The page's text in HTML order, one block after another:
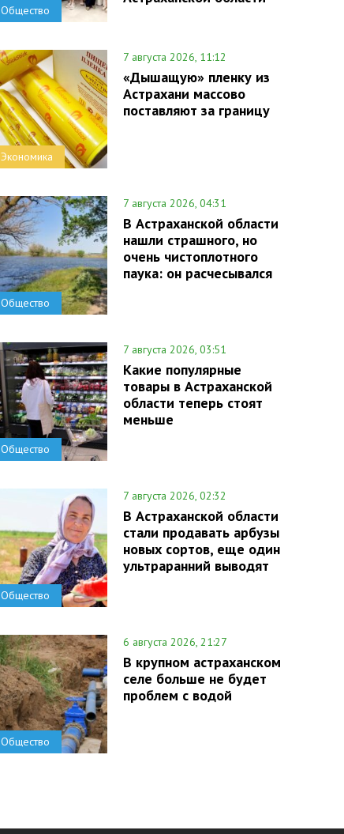
Общество
Экономика
7 августа 2026, 11:12
«Дышащую» пленку из
Астрахани массово
поставляют за границу
Общество
7 августа 2026, 04:31
В Астраханской области
нашли страшного, но
очень чистоплотного
паука: он расчесывался
Общество
7 августа 2026, 03:51
Какие популярные
товары в Астраханской
области теперь стоят
меньше
Общество
7 августа 2026, 02:32
В Астраханской области
стали продавать арбузы
новых сортов, еще один
ультраранний выводят
Общество
6 августа 2026, 21:27
В крупном астраханском
селе больше не будет
проблем с водой